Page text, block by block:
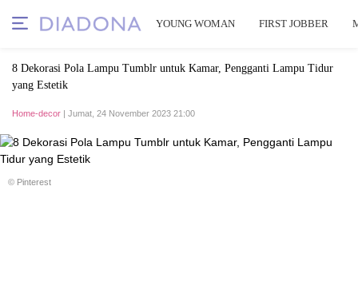
YOUNG WOMAN FIRST JOBBER
8 Dekorasi Pola Lampu Tumblr untuk Kamar, Pengganti Lampu Tidur
yang Estetik
Home-decor | Jumat, 24 November 2023 21:00
© Pinterest